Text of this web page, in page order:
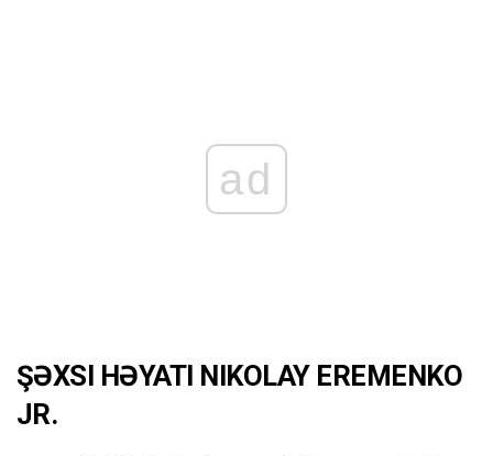
ad
ŞƏXSI HƏYATI NIKOLAY EREMENKO
JR.